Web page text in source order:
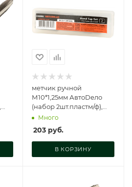
метчик ручной
М10*1,25мм АвтоDело
(набор 2шт.пластм/ф),
40793
Много
203руб.
В КОРЗИНУ